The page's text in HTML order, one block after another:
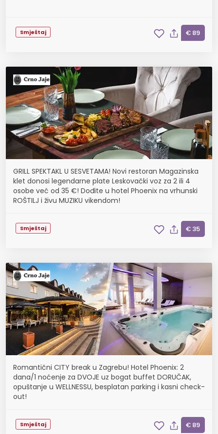
Smještaj € 89
GRILL SPEKTAKL U SESVETAMA! Novi restoran Magazinska
klet donosi legendarne plate Leskovački voz za 2 ili 4
osobe već od 35 €! Dođite u hotel Phoenix na vrhunski
ROŠTILJ i živu MUZIKU vikendom!
Smještaj € 35
Romantični CITY break u Zagrebu! Hotel Phoenix: 2
dana/1 noćenje za DVOJE uz bogat buffet DORUČAK,
opuštanje u WELLNESSU, besplatan parking i kasni check-
out!
Smještaj € 89